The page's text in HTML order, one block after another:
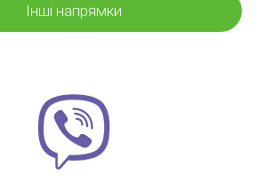
Інші напрямки